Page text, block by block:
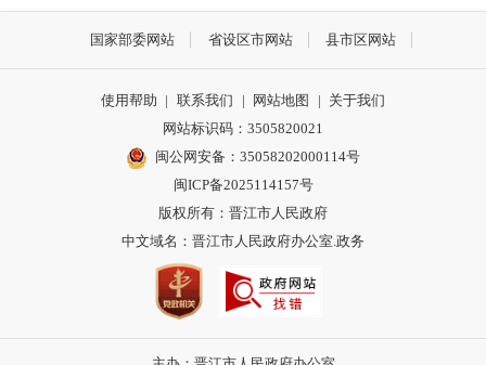
国家部委网站 省设区市网站 县市区网站
使用帮助 | 联系我们 | 网站地图 | 关于我们
网站标识码：3505820021
闽公网安备：35058202000114号
闽ICP备2025114157号
版权所有：晋江市人民政府
中文域名：晋江市人民政府办公室.政务